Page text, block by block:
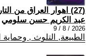
(27) اهوار العراق من التاريخ الزاهر إلى معركة البقاء
عبد الكريم حسن سلومي
2026 / 8 / 9
الطبيعة, التلوث ,